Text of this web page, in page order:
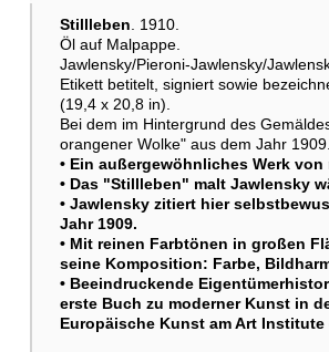
Stillleben . 1910.
Öl auf Malpappe.
Jawlensky/Pieroni-Jawlensky/
Etikett betitelt, signiert sowie
(19,4 x 20,8 in).
Bei dem im Hintergrund des
orangener Wolke" aus dem Jahr 1909.
• Ein außergewöhnliches Werk
• Das "Stillleben" malt Jawlensky
• Jawlensky zitiert hier
Jahr 1909.
• Mit reinen Farbtönen in großen
seine Komposition: Farbe,
• Beeindruckende
erste Buch zu moderner Kunst in
Europäische Kunst am Art